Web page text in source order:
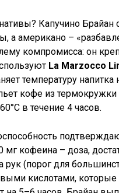
Капучино
а американо –
компромисса: он
La Marzocco
температуру
кофе из термокружки
в течение 4 часов.
мг кофеина – доза,
рук (порог для
кислотами,